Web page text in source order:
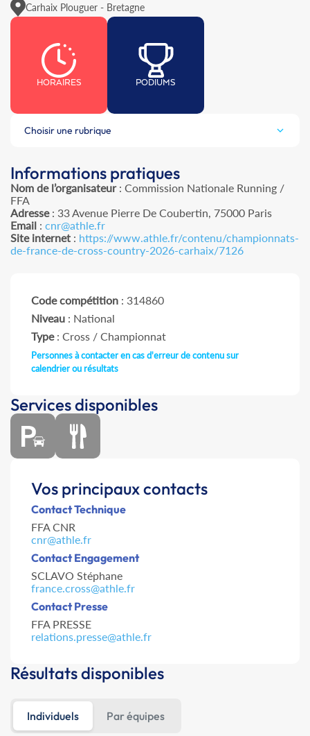
Carhaix Plouguer - Bretagne
HORAIRES PODIUMS
Choisir une rubrique
Informations pratiques
Nom de l’organisateur: Commission Nationale Running /
FFA
Adresse: 33 Avenue Pierre De Coubertin, 75000 Paris
Email : cnr@athle.fr
Site internet : https://www.athle.fr/contenu/championnats-
de-france-de-cross-country-2026-carhaix/7126
Code compétition : 314860
Niveau : National
Type: Cross / Championnat
Personnes à contacter en cas d'erreur de contenu sur
calendrier ou résultats
Services disponibles
Vos principaux contacts
Contact Technique
FFA CNR
cnr@athle.fr
Contact Engagement
SCLAVO Stéphane
france.cross@athle.fr
Contact Presse
FFA PRESSE
relations.presse@athle.fr
Résultats disponibles
Individuels Par équipes